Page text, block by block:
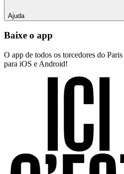
Ajuda
Baixe o app
O app de todos os torcedores do
para iOS e Android!